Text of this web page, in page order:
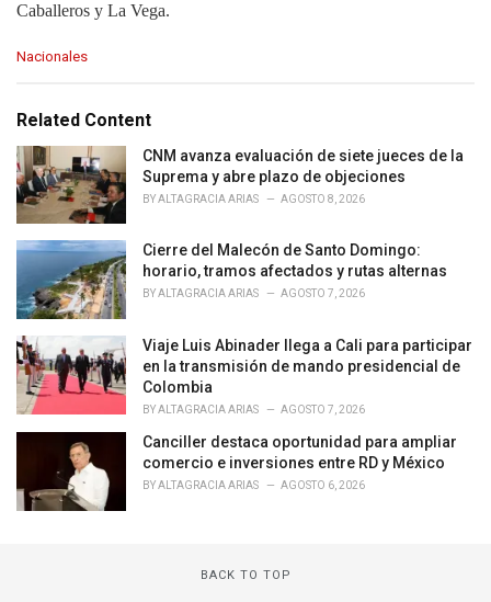
Caballeros y La Vega.
C
e
o
r
i
e
:
Nacionales
Related Content
CNM avanza evaluación de siete jueces de la
Suprema y abre plazo de objeciones
BYALTAGRACIA ARIAS AGOSTO 8, 2026
Cierre del Malecón de Santo Domingo:
horario, tramos afectados y rutas alternas
BYALTAGRACIA ARIAS AGOSTO 7, 2026
Viaje Luis Abinader llega a Cali para participar
en la transmisión de mando presidencial de
Colombia
BYALTAGRACIA ARIAS AGOSTO 7, 2026
Canciller destaca oportunidad para ampliar
comercio e inversiones entre RD y México
BYALTAGRACIA ARIAS AGOSTO 6, 2026
BACK TO TOP